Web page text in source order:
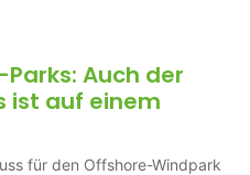
Auch der
ist auf einem
für den Offshore-Windpark